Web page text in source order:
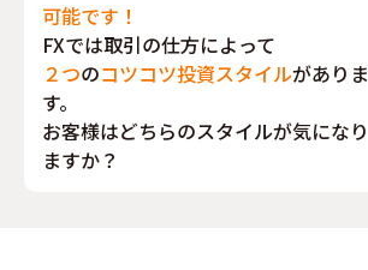
可能です！
FXでは取引の仕方によって
２つのコツコツ投資スタイルがありま
す。
お客様はどちらのスタイルが気になり
ますか？